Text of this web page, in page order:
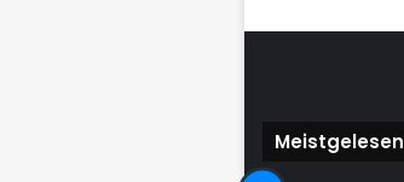
Meistgelesen